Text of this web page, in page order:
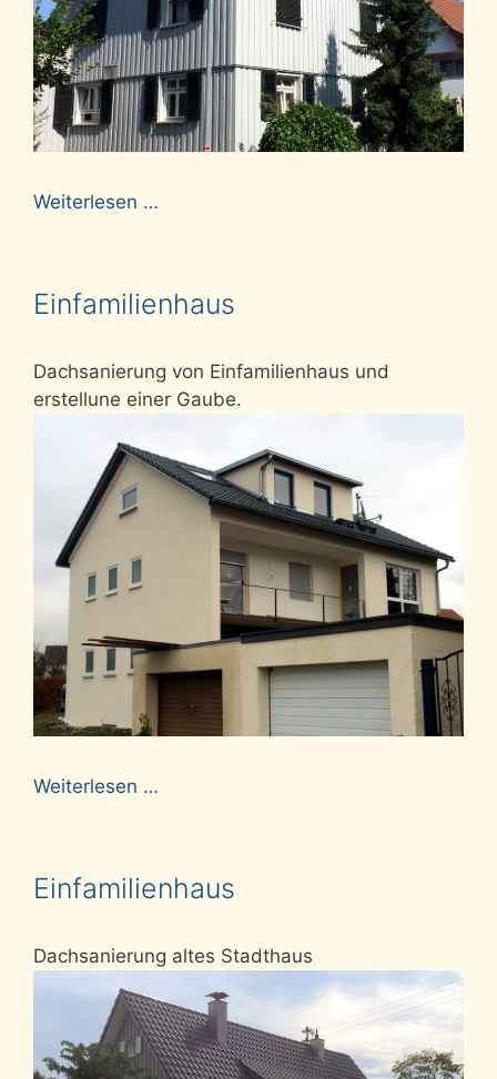
Weiterlesen …
Einfamilienhaus
Dachsanierung von Einfamilienhaus und
erstellune einer Gaube.
Weiterlesen …
Einfamilienhaus
Dachsanierung altes Stadthaus